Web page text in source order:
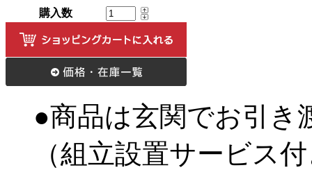
購入数
●商品は玄関でお引き
（組立設置サービス